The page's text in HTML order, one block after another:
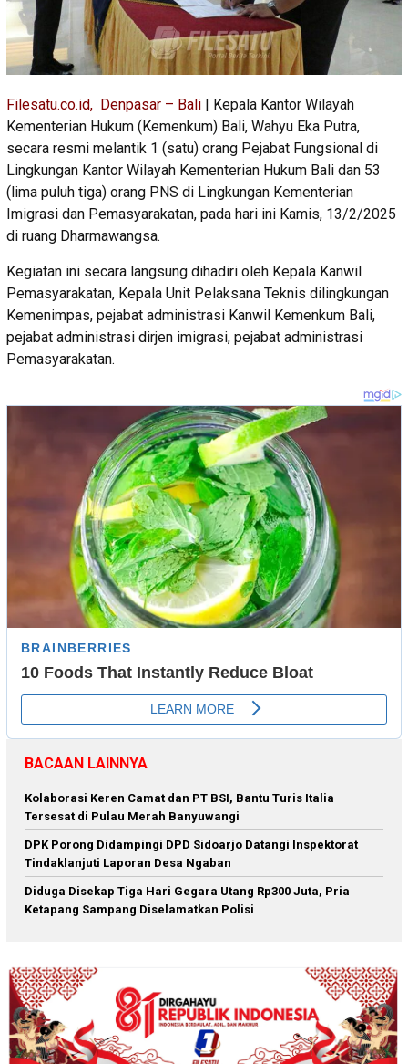
Filesatu.co.id, Denpasar – Bali | Kepala Kantor Wilayah
Kementerian Hukum (Kemenkum) Bali, Wahyu Eka Putra,
secara resmi melantik 1 (satu) orang Pejabat Fungsional di
Lingkungan Kantor Wilayah Kementerian Hukum Bali dan 53
(lima puluh tiga) orang PNS di Lingkungan Kementerian
Imigrasi dan Pemasyarakatan, pada hari ini Kamis, 13/2/2025
di ruang Dharmawangsa.
Kegiatan ini secara langsung dihadiri oleh Kepala Kanwil
Pemasyarakatan, Kepala Unit Pelaksana Teknis dilingkungan
Kemenimpas, pejabat administrasi Kanwil Kemenkum Bali,
pejabat administrasi dirjen imigrasi, pejabat administrasi
Pemasyarakatan.
BACAAN LAINNYA
Kolaborasi Keren Camat dan PT BSI, Bantu Turis Italia
Tersesat di Pulau Merah Banyuwangi
DPK Porong Didampingi DPD Sidoarjo Datangi Inspektorat
Tindaklanjuti Laporan Desa Ngaban
Diduga Disekap Tiga Hari Gegara Utang Rp300 Juta, Pria
Ketapang Sampang Diselamatkan Polisi